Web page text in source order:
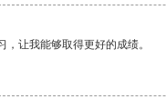
让我能够取得更好的成绩。